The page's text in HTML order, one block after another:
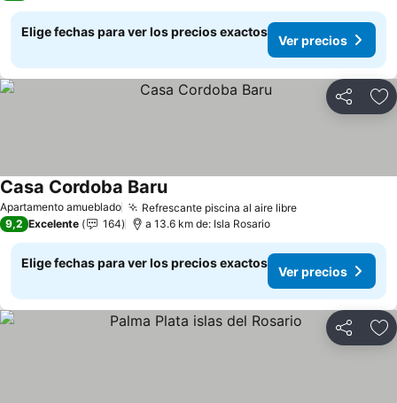
Elige fechas para ver los precios exactos
Ver precios
Compartir
Apartamento amueblado Refrescante piscina al aire libre
Casa Cordoba Baru
9,2 Excelente 164 a 13.6 km de: Isla Rosario
Elige fechas para ver los precios exactos
Ver precios
Compartir